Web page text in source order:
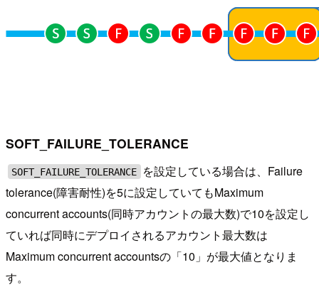
SOFT_FAILURE_TOLERANCE
SOFT_FAILURE_TOLERANCE
を設定している場合は、Failure
tolerance(障害耐性)を5に設定していてもMaximum
concurrent accounts(同時アカウントの最大数)で10を設定し
ていれば同時にデプロイされるアカウント最大数は
Maximum concurrent accountsの「10」が最大値となりま
す。